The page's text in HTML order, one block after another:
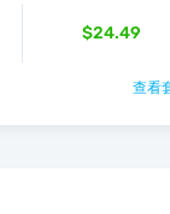
$24.49
查看